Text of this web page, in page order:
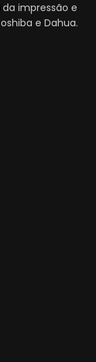
impressão e
e Dahua.